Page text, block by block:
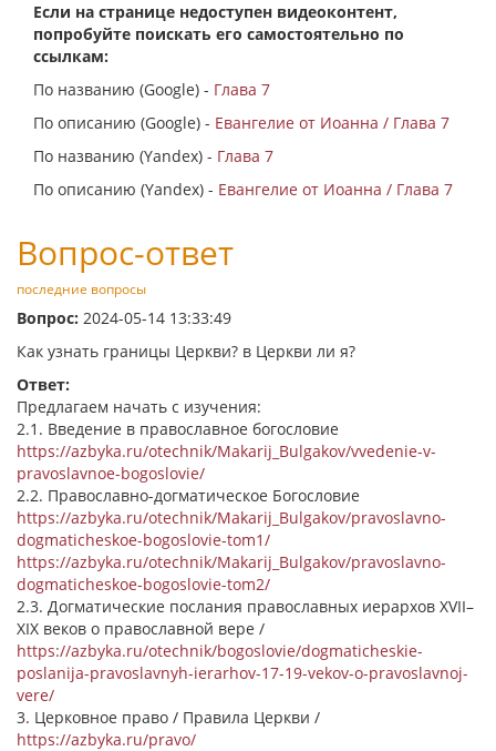
Если на странице недоступен видеоконтент,
попробуйте поискать его самостоятельно по
ссылкам:
По названию (Google) - Глава 7
По описанию (Google) - Евангелие от Иоанна / Глава 7
По названию (Yandex) - Глава 7
По описанию (Yandex) - Евангелие от Иоанна / Глава 7
Вопрос-ответ
последние вопросы
Вопрос: 2024-05-14 13:33:49
Как узнать границы Церкви? в Церкви ли я?
Ответ:
Предлагаем начать с изучения:
2.1. Введение в православное богословие
https://azbyka.ru/otechnik/Makarij_Bulgakov/vvedenie-v-
pravoslavnoe-bogoslovie/
2.2. Православно-догматическое Богословие
https://azbyka.ru/otechnik/Makarij_Bulgakov/pravoslavno-
dogmaticheskoe-bogoslovie-tom1/
https://azbyka.ru/otechnik/Makarij_Bulgakov/pravoslavno-
dogmaticheskoe-bogoslovie-tom2/
2.3. Догматические послания православных иерархов XVII–
XIX веков о православной вере /
https://azbyka.ru/otechnik/bogoslovie/dogmaticheskie-
poslanija-pravoslavnyh-ierarhov-17-19-vekov-o-pravoslavnoj-
vere/
3. Церковное право / Правила Церкви /
https://azbyka.ru/pravo/